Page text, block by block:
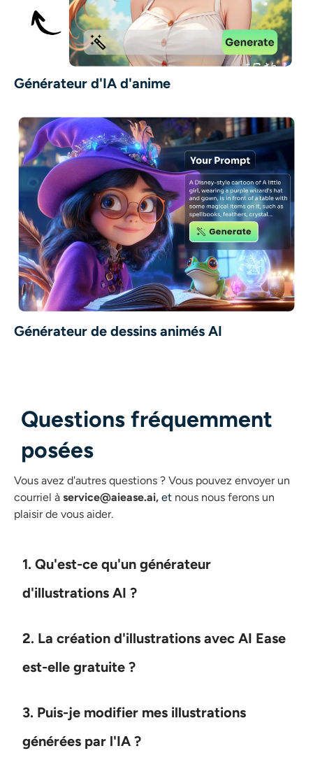
Générateur d'IA d'anime
Générateur de dessins animés AI
Questions fréquemment
posées
Vous avez d'autres questions ? Vous pouvez envoyer un
courriel à service@aiease.ai, et nous nous ferons un
plaisir de vous aider.
1. Qu'est-ce qu'un générateur
d'illustrations AI ?
2. La création d'illustrations avec AI Ease
est-elle gratuite ?
3. Puis-je modifier mes illustrations
générées par l'IA ?